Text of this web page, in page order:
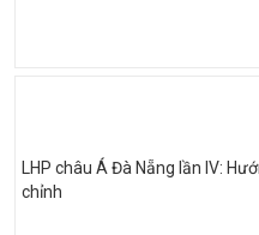
LHP châu Á Đà Nẵng lần IV:
chỉnh